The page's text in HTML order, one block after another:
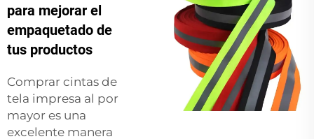
para mejorar el
empaquetado de
tus productos
Comprar cintas de
tela impresa al por
mayor es una
excelente manera